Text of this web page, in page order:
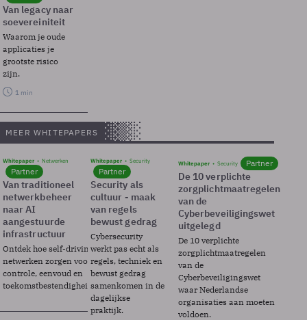
Van legacy naar
soevereiniteit
Waarom je oude
applicaties je
grootste risico
zijn.
1 min
MEER WHITEPAPERS
Whitepaper Netwerken
Partner
Van traditioneel
netwerkbeheer
naar AI
aangestuurde
infrastructuur
Ontdek hoe self-driving
netwerken zorgen voor
controle, eenvoud en
toekomstbestendigheid.
Whitepaper Security
Partner
Security als
cultuur - maak
van regels
bewust gedrag
Cybersecurity
werkt pas echt als
regels, techniek en
bewust gedrag
samenkomen in de
dagelijkse
praktijk.
Whitepaper Security Partner
De 10 verplichte
zorgplichtmaatregelen
van de
Cyberbeveiligingswet
uitgelegd
De 10 verplichte
zorgplichtmaatregelen
van de
Cyberbeveiligingswet
waar Nederlandse
organisaties aan moeten
voldoen.